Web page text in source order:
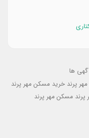
ها
پرند خرید مسکن مهر پرند
مسکن مهر پرند